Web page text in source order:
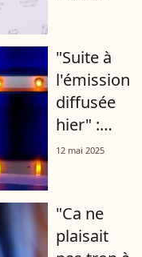
Philibert de
Savoie
"Suite à
l'émission
diffusée
hier" :
Après les
Ardisson
dans
12 mai 2025
"Ca ne
plaisait